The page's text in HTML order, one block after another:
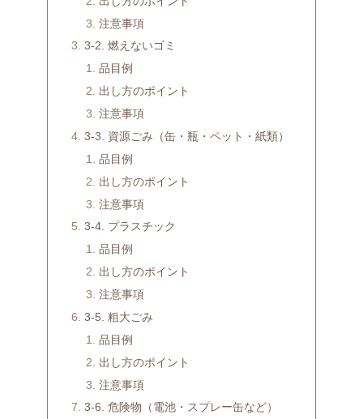
注意事項
3-2. 燃えないゴミ
品目例
出し方のポイント
注意事項
3-3. 資源ごみ（缶・瓶・ペット・紙類）
品目例
出し方のポイント
注意事項
3-4. プラスチック
品目例
出し方のポイント
注意事項
3-5. 粗大ごみ
品目例
出し方のポイント
注意事項
3-6. 危険物（電池・スプレー缶など）